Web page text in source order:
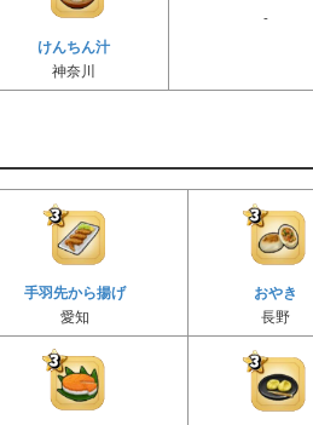
けんちん汁
神奈川
-
手羽先から揚げ
愛知
おやき
長野